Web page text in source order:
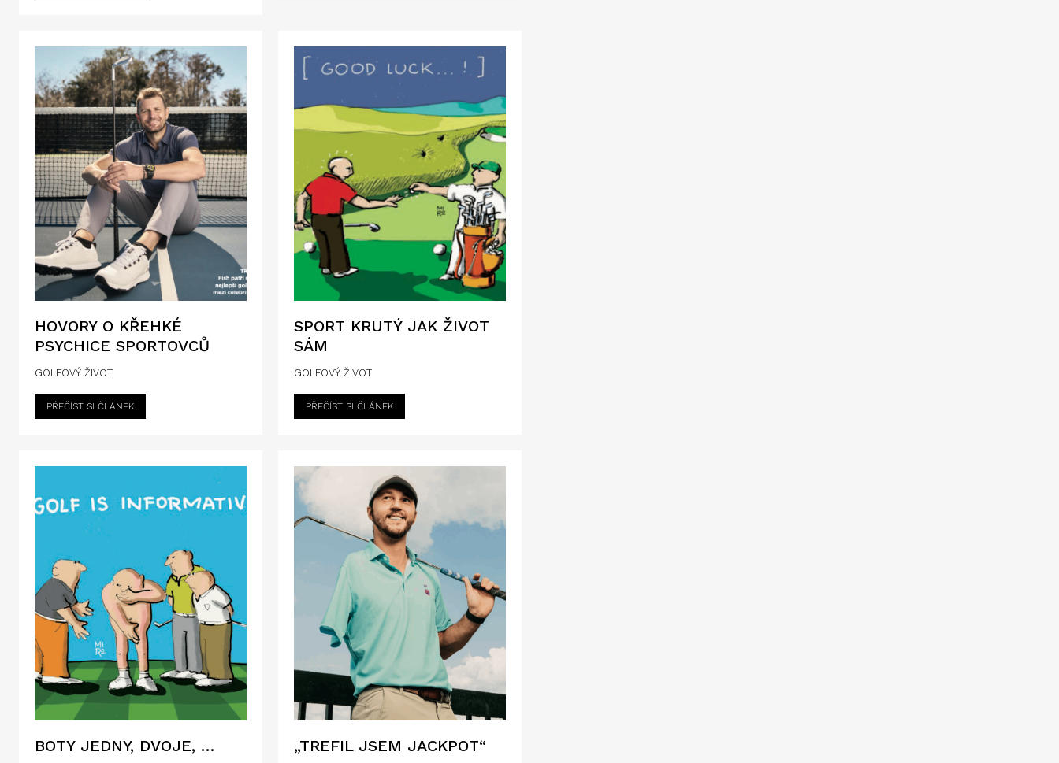
HOVORY O KŘEHKÉ
PSYCHICE SPORTOVCŮ
GOLFOVÝ ŽIVOT
PŘEČÍST SI ČLÁNEK
SPORT KRUTÝ JAK ŽIVOT
SÁM
GOLFOVÝ ŽIVOT
PŘEČÍST SI ČLÁNEK
BOTY JEDNY, DVOJE, … „TREFIL JSEM JACKPOT“